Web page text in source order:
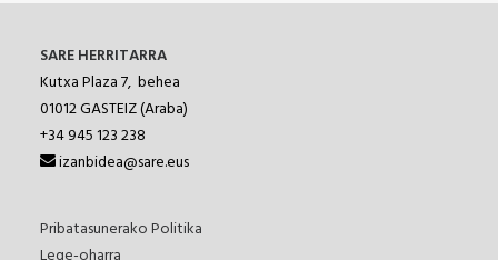
SARE HERRITARRA
Kutxa Plaza 7, behea
01012GASTEIZ (Araba)
+34 945 123 238
izanbidea@sare.eus
Pribatasunerako Politika